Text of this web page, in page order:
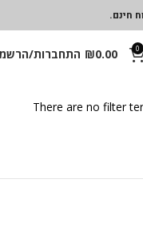
0
₪0.00 התחברות/
There are no filter